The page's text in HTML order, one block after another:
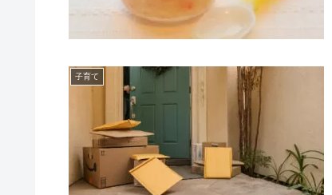
子育て